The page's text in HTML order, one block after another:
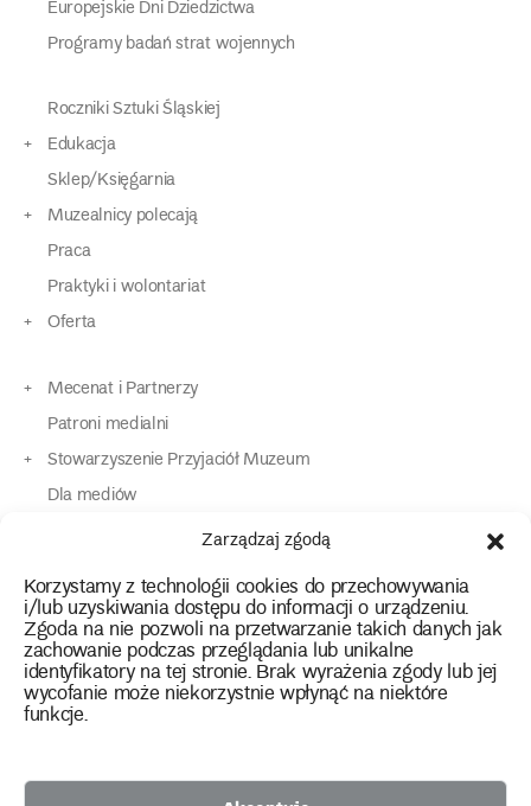
Zarządzaj zgodą
Korzystamy z technologii cookies do przechowywania
i/lub uzyskiwania dostępu do informacji o urządzeniu.
Zgoda na nie pozwoli na przetwarzanie takich danych jak
zachowanie podczas przeglądania lub unikalne
identyfikatory na tej stronie. Brak wyrażenia zgody lub jej
wycofanie może niekorzystnie wpłynąć na niektóre
funkcje.
Europejskie Dni Dziedzictwa
Programy badań strat wojennych
Roczniki Sztuki Śląskiej
Edukacja
Sklep/Księgarnia
Muzealnicy polecają
Praca
Praktyki i wolontariat
Oferta
Mecenat i Partnerzy
Patroni medialni
Stowarzyszenie Przyjaciół Muzeum
Dla mediów
Dla osób o specjalnych potrzebach
Kontakt
instagram
twitterfacebookyoutube
tiktok
Polityka prywatności